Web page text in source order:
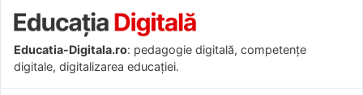
Educatia-Digitala.ro: pedagogie digitală, competențe
digitale, digitalizarea educației.